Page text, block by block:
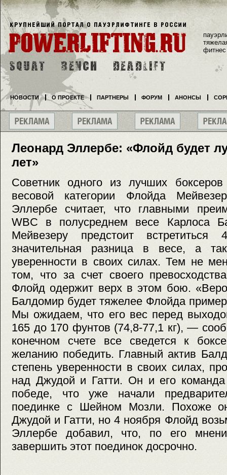
Леонард Эллербе: «Флойд будет
лет»
Советник одного из лучших
весовой категории Флойда
Эллербе считает, что главными
WBC в полусреднем весе Карлоса
Мейвезеру предстоит
значительная разница в весе, а
уверенности в своих силах. Тем не
том, что за счет своего
Флойд одержит верх в этом бою.
Балдомир будет тяжелее Флойда
Мы ожидаем, что его вес перед
165 до 170 фунтов (74,8-77,1 кг), —
конечном счете все сведется к
желанию победить. Главный актив
степень уверенности в своих силах,
над Джудой и Гатти. Он и его
победе, что уже начали
поединке с Шейном Мозли. Похоже
Джудой и Гатти, но 4 ноября Флойд
Эллербе добавил, что, по его
завершить этот поединок досрочно.
фитнес
НОВОСТИ О ПРОЕКТЕ ПАРТНЕРЫ ФОРУМ АНОНСЫ